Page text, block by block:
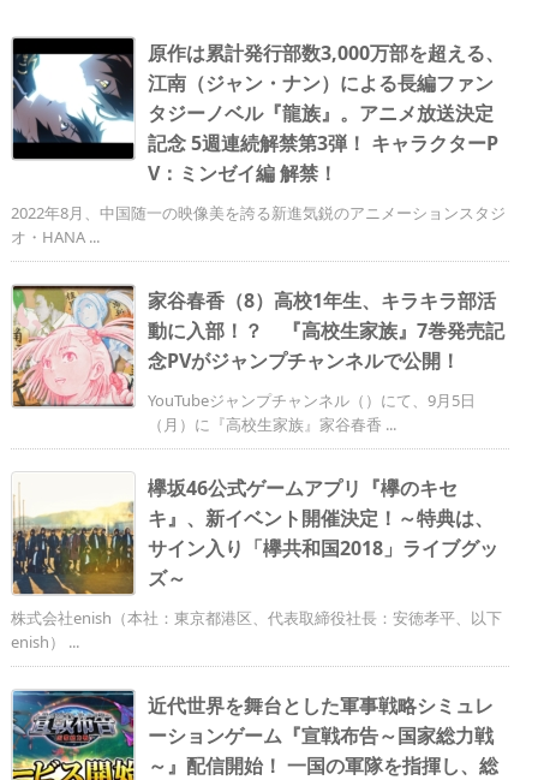
原作は累計発行部数3,000万部を超える、
江南（ジャン・ナン）による長編ファン
タジーノベル『龍族』。アニメ放送決定
記念 5週連続解禁第3弾！ キャラクターP
V：ミンゼイ編 解禁！
2022年8月、中国随一の映像美を誇る新進気鋭のアニメーションスタジ
オ・HANA ...
家谷春香（8）高校1年生、キラキラ部活
動に入部！？ 『高校生家族』7巻発売記
念PVがジャンプチャンネルで公開！
YouTubeジャンプチャンネル（）にて、9月5日
（月）に『高校生家族』家谷春香 ...
欅坂46公式ゲームアプリ『欅のキセ
キ』、新イベント開催決定！～特典は、
サイン入り「欅共和国2018」ライブグッ
ズ～
株式会社enish（本社：東京都港区、代表取締役社長：安徳孝平、以下
enish） ...
近代世界を舞台とした軍事戦略シミュレ
ーションゲーム『宣戦布告～国家総力戦
～』配信開始！ 一国の軍隊を指揮し、総